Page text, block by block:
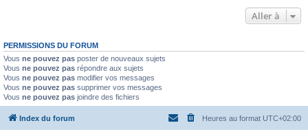
Aller à
PERMISSIONS DU FORUM
Vous ne pouvez pas poster de nouveaux sujets
Vous ne pouvez pas répondre aux sujets
Vous ne pouvez pas modifier vos messages
Vous ne pouvez pas supprimer vos messages
Vous ne pouvez pas joindre des fichiers
Index du forum Heures au format UTC+02:00